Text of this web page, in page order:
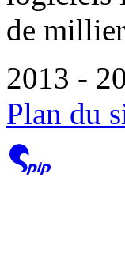
de
2013 -
Plan du